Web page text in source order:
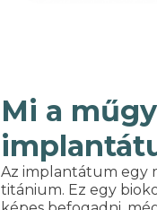
Mi a
Az implantátum egy
titánium. Ez egy